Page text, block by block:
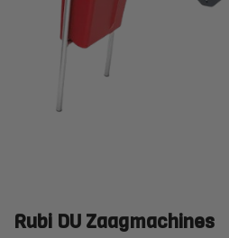
Rubi DU Zaagmachines